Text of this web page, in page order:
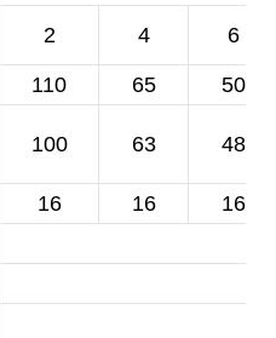
2 4 6
110 65
50
100 63 48
16 16
16